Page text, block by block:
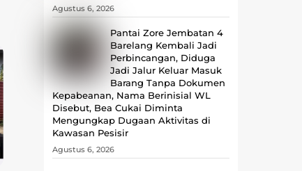
Agustus 6, 2026
Pantai Zore Jembatan 4
Barelang Kembali Jadi
Perbincangan, Diduga
Jadi Jalur Keluar Masuk
Barang Tanpa Dokumen
Kepabeanan, Nama Berinisial WL
Disebut, Bea Cukai Diminta
Mengungkap Dugaan Aktivitas di
Kawasan Pesisir
Agustus 6, 2026